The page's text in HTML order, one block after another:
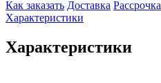
Как заказать Доставка Рассрочка
Характеристики
Характеристики